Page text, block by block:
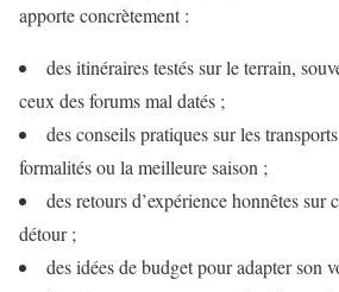
apporte concrètement :
des itinéraires testés sur le terrain,
ceux des forums mal datés ;
des conseils pratiques sur les
formalités ou la meilleure saison ;
des retours d’expérience honnêtes
détour ;
des idées de budget pour adapter son